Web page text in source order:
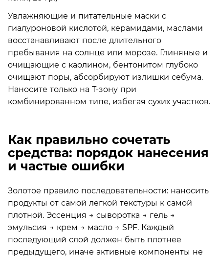
Увлажняющие и питательные маски с
гиалуроновой кислотой, керамидами, маслами
восстанавливают после длительного
пребывания на солнце или морозе. Глиняные и
очищающие с каолином, бентонитом глубоко
очищают поры, абсорбируют излишки себума.
Наносите только на Т-зону при
комбинированном типе, избегая сухих участков.
Как правильно сочетать
средства: порядок нанесения
и частые ошибки
Золотое правило последовательности: наносить
продукты от самой легкой текстуры к самой
плотной. Эссенция → сыворотка → гель →
эмульсия → крем → масло → SPF. Каждый
последующий слой должен быть плотнее
предыдущего, иначе активные компоненты не